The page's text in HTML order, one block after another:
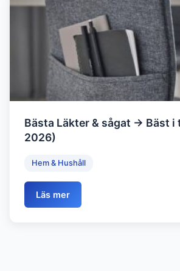
Bästa Läkter & sågat → Bäst
2026)
Hem & Hushåll
Läs mer